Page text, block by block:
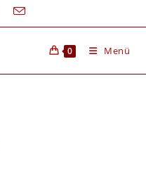
0 Menü